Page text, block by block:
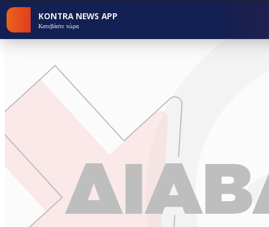
KONTRA NEWS APP
Κατεβάστε τώρα